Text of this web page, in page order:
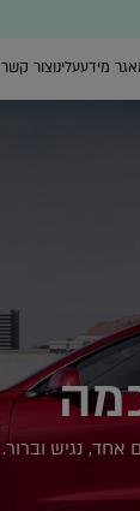
מידעעלינוצור קשר
נגיש וברור.